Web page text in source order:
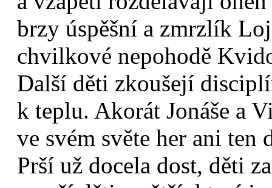
brzy úspěšní a zmrzlík
chvilkové nepohodě
Další děti zkoušejí
k teplu. Akorát Jonáše a
ve svém světe her ani ten
Prší už docela dost, děti